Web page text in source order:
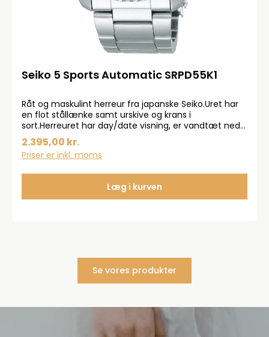
Seiko 5 Sports Automatic SRPD55K1
Råt og maskulint herreur fra japanske Seiko.Uret har
en flot stållænke samt urskive og krans i
sort.Herreuret har day/date visning, er vandtæt ned
til 100 meter og har en gennemsigtig
bagkasse.Derudover har uret en gangreserve på 41
timer, hvilket gør det til et gennemført ur.Automatik
2.395,00 kr.
Priser er inkl. moms
Læg i kurven
Se vores produkter